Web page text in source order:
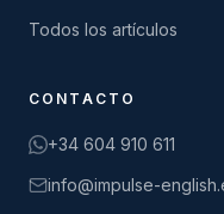
Todos los artículos
CONTACTO
+34 604 910 611
info@impulse-